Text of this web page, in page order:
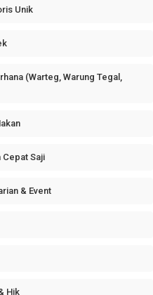
Unik
(Warteg, Warung Tegal,
Saji
& Event
Hik